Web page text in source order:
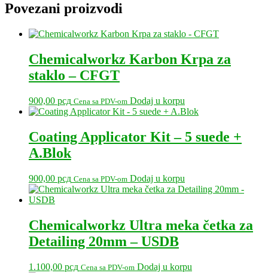
Povezani proizvodi
Chemicalworkz Karbon Krpa za
staklo – CFGT
900,00 рсд Cena sa PDV-om Dodaj u korpu
Coating Applicator Kit – 5 suede +
A.Blok
900,00 рсд Cena sa PDV-om Dodaj u korpu
Chemicalworkz Ultra meka četka za
Detailing 20mm – USDB
1.100,00 рсд Cena sa PDV-om Dodaj u korpu